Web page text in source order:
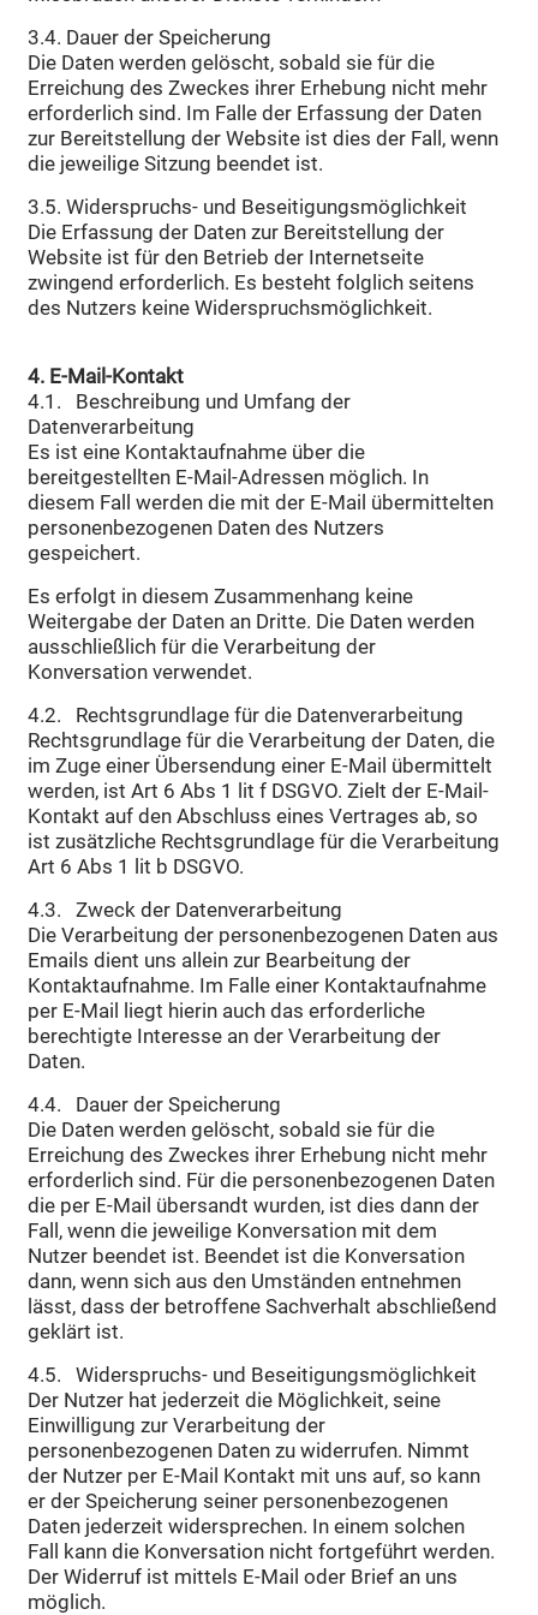
3.4. Dauer der Speicherung
Die Daten werden gelöscht, sobald sie für die
Erreichung des Zweckes ihrer Erhebung nicht mehr
erforderlich sind. Im Falle der Erfassung der Daten
zur Bereitstellung der Website ist dies der Fall, wenn
die jeweilige Sitzung beendet ist.
3.5. Widerspruchs- und Beseitigungsmöglichkeit
Die Erfassung der Daten zur Bereitstellung der
Website ist für den Betrieb der Internetseite
zwingend erforderlich. Es besteht folglich seitens
des Nutzers keine Widerspruchsmöglichkeit.
4. E-Mail-Kontakt
4.1. Beschreibung und Umfang der
Datenverarbeitung
Es ist eine Kontaktaufnahme über die
bereitgestellten E-Mail-Adressen möglich. In
diesem Fall werden die mit der E-Mail übermittelten
personenbezogenen Daten des Nutzers
gespeichert.
Es erfolgt in diesem Zusammenhang keine
Weitergabe der Daten an Dritte. Die Daten werden
ausschließlich für die Verarbeitung der
Konversation verwendet.
4.2. Rechtsgrundlage für die Datenverarbeitung
Rechtsgrundlage für die Verarbeitung der Daten, die
im Zuge einer Übersendung einer E-Mail übermittelt
werden, ist Art 6 Abs 1 lit f DSGVO. Zielt der E-Mail-
Kontakt auf den Abschluss eines Vertrages ab, so
ist zusätzliche Rechtsgrundlage für die Verarbeitung
Art 6 Abs 1 lit b DSGVO.
4.3. Zweck der Datenverarbeitung
Die Verarbeitung der personenbezogenen Daten aus
Emails dient uns allein zur Bearbeitung der
Kontaktaufnahme. Im Falle einer Kontaktaufnahme
per E-Mail liegt hierin auch das erforderliche
berechtigte Interesse an der Verarbeitung der
Daten.
4.4. Dauer der Speicherung
Die Daten werden gelöscht, sobald sie für die
Erreichung des Zweckes ihrer Erhebung nicht mehr
erforderlich sind. Für die personenbezogenen Daten
die per E-Mail übersandt wurden, ist dies dann der
Fall, wenn die jeweilige Konversation mit dem
Nutzer beendet ist. Beendet ist die Konversation
dann, wenn sich aus den Umständen entnehmen
lässt, dass der betroffene Sachverhalt abschließend
geklärt ist.
4.5. Widerspruchs- und Beseitigungsmöglichkeit
Der Nutzer hat jederzeit die Möglichkeit, seine
Einwilligung zur Verarbeitung der
personenbezogenen Daten zu widerrufen. Nimmt
der Nutzer per E-Mail Kontakt mit uns auf, so kann
er der Speicherung seiner personenbezogenen
Daten jederzeit widersprechen. In einem solchen
Fall kann die Konversation nicht fortgeführt werden.
Der Widerruf ist mittels E-Mail oder Brief an uns
möglich.